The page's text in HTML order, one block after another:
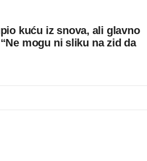
kuću iz snova, ali glavno
mogu ni sliku na zid da